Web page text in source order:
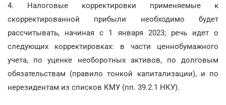
4. Налоговые корректировки применяемые к
скорректированной прибыли необходимо будет
рассчитывать, начиная с 1 января 2023; речь идет о
следующих корректировках: в части ценнобумажного
учета, по уценке необоротных активов, по долговым
обязательствам (правило тонкой капитализации), и по
нерезидентам из списков КМУ (пп. 39.2.1 НКУ).